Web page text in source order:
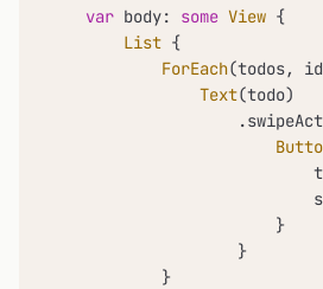
var body: some View {
List {
ForEach(todos,
Text(todo)
                        }
                    }
            }